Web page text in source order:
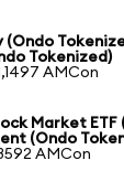
Tokenized)
AMCon
Market ETF
(Ondo
AMCon